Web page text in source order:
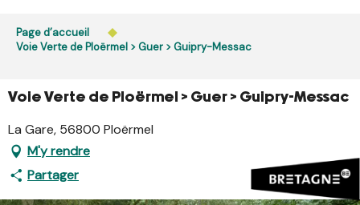
contenu
est interdit chaque jour de 21h à 5h en Ille-et-Vilaine et
dans le Morbihan. L’accès reste autorisé de 5h à 21h.
Page d’accueil
Voie Verte de Ploërmel > Guer > Guipry-Messac
Voie Verte de Ploërmel > Guer > Guipry-Messac
La Gare, 56800 Ploërmel
M'y rendre
Partager